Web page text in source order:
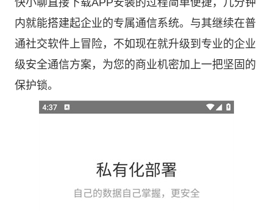
快小聊直接下载APP安装的过程简单便捷，几分钟
内就能搭建起企业的专属通信系统。与其继续在普
通社交软件上冒险，不如现在就升级到专业的企业
级安全通信方案，为您的商业机密加上一把坚固的
保护锁。